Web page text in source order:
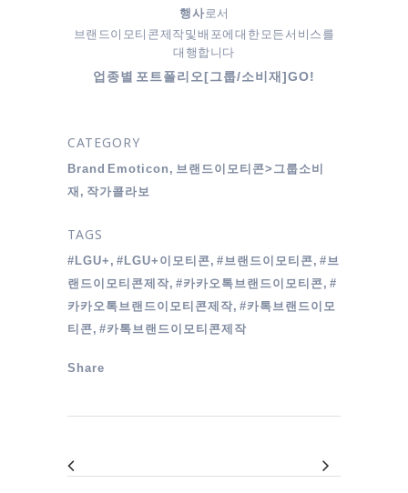
행사로서
브랜드이모티콘 제작 및 배포에 대한 모든 서비스를
대행합니다
업종별 포트폴리오[그룹/소비재]GO!
CATEGORY
Brand Emoticon, 브랜드이모티콘>그룹소비
재, 작가콜라보
TAGS
#LGU+, #LGU+이모티콘, #브랜드이모티콘, #브
랜드이모티콘제작, #카카오톡브랜드이모티콘, #
카카오톡브랜드이모티콘제작, #카톡브랜드이모
티콘, #카톡브랜드이모티콘제작
Share